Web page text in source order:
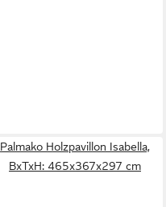
Palmako Holzpavillon Isabella,
BxTxH: 465x367x297 cm